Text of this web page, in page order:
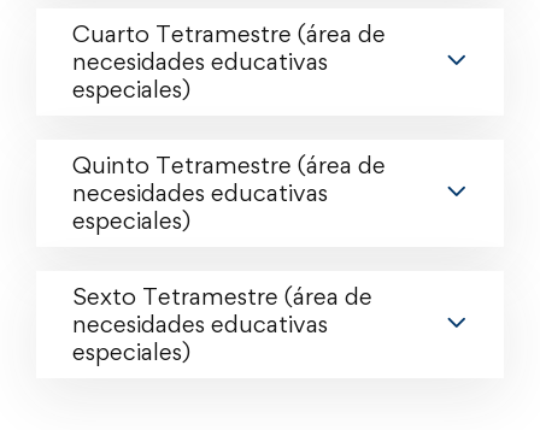
Cuarto Tetramestre (área de
necesidades educativas
especiales)
Quinto Tetramestre (área de
necesidades educativas
especiales)
Sexto Tetramestre (área de
necesidades educativas
especiales)